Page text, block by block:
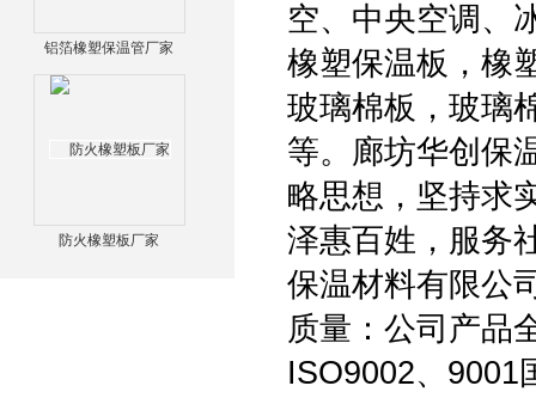
铝箔橡塑保温管厂家
防火橡塑板厂家
空、中央空调、
橡塑保温板，橡
玻璃棉板，玻璃
等。廊坊华创保
略思想，坚持求
泽惠百姓，服务
保温材料有限公
质量：公司产品
ISO9002、9001